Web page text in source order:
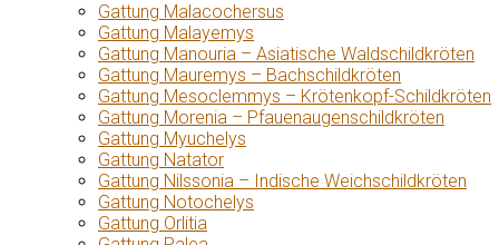
Gattung Malacochersus
Gattung Malayemys
Gattung Manouria – Asiatische Waldschildkröten
Gattung Mauremys – Bachschildkröten
Gattung Mesoclemmys – Krötenkopf-Schildkröten
Gattung Morenia – Pfauenaugenschildkröten
Gattung Myuchelys
Gattung Natator
Gattung Nilssonia – Indische Weichschildkröten
Gattung Notochelys
Gattung Orlitia